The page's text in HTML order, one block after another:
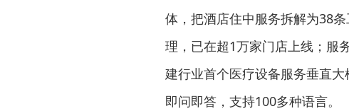
体，把酒店住中服务拆解为38
理，已在超1万家门店上线；服
建行业首个医疗设备服务垂直
即问即答，支持100多种语言。